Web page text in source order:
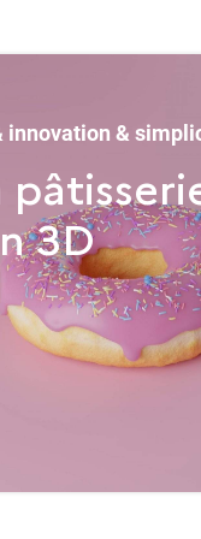
innovation &
3D